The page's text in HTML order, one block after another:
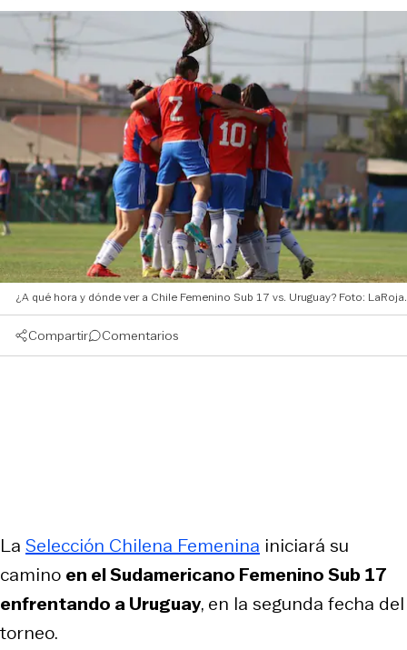
¿A qué hora y dónde ver a Chile Femenino Sub 17 vs. Uruguay? Foto: LaRoja.
Compartir Comentarios
La Selección Chilena Femenina iniciará su
camino en el Sudamericano Femenino Sub 17
enfrentando a Uruguay, en la segunda fecha del
torneo.